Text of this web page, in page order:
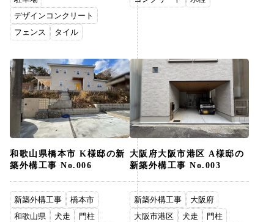
デザインコンクリート
フェンス
タイル
和歌山県橋本市 K様邸の新
築外構工事 No.006
新築外構工事
橋本市
和歌山県
犬走
門柱
大阪府大阪市港区 A様邸の
新築外構工事 No.003
新築外構工事
大阪府
大阪市港区
犬走
門柱